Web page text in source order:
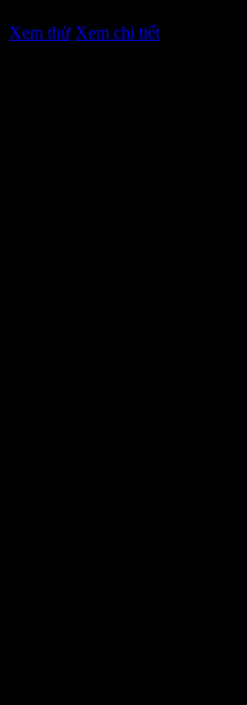
gốc
Xem thử Xem chi tiết